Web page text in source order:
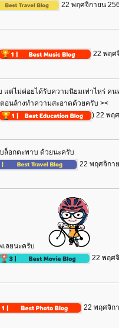
22 พฤศจิกายน
22 พฤศ
แต่ไม่ค่อยได้รับความนิยมเท่าไหร่ คน
อนล้างทำความสะอาดด้วยครับ ><
) 22 พฤ
ล็อกตะพาบ ด้วยนะครับ
22 พฤศจิกา
ลยนะครับ
22 พฤศ
22 พฤศจิก